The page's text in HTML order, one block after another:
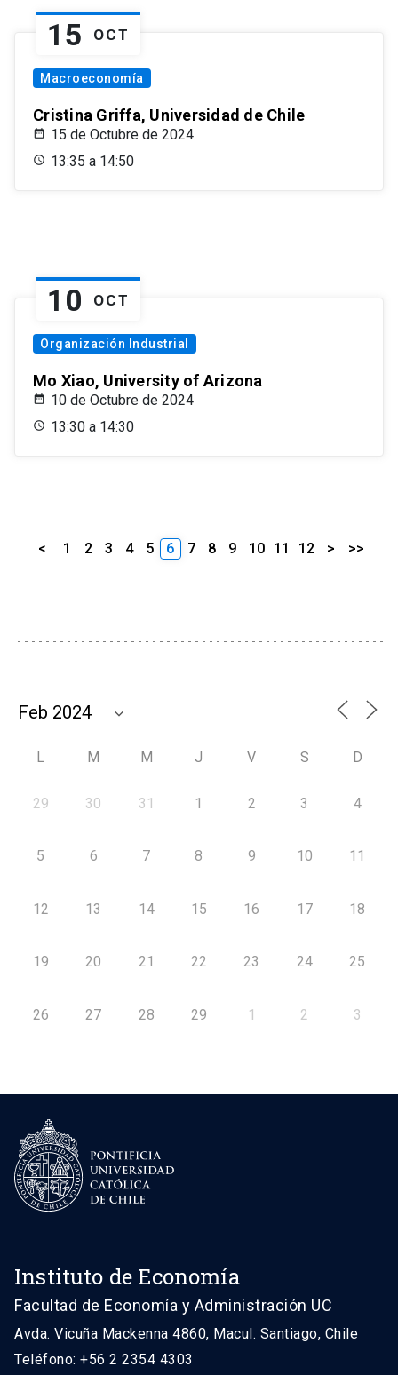
15 OCT
Macroeconomía
Cristina Griffa, Universidad de Chile
15 de Octubre de 2024
13:35 a 14:50
10 OCT
Organización Industrial
Mo Xiao, University of Arizona
10 de Octubre de 2024
13:30 a 14:30
< 1 2 3 4 5 6 7 8 9 10 11 12 > >>
L M M J V S D
29 30 31 1 2 3 4
5 6 7 8 9 10 11
12 13 14 15 16 17 18
19 20 21 22 23 24 25
26 27 28 29 1 2 3
Instituto de Economía
Facultad de Economía y Administración UC
Avda. Vicuña Mackenna 4860, Macul. Santiago, Chile
Teléfono: +56 2 2354 4303